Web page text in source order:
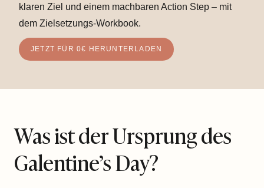
klaren Ziel und einem machbaren Action Step – mit
dem Zielsetzungs-Workbook.
JETZT FÜR 0€ HERUNTERLADEN
Was ist der Ursprung des
Galentine’s Day?